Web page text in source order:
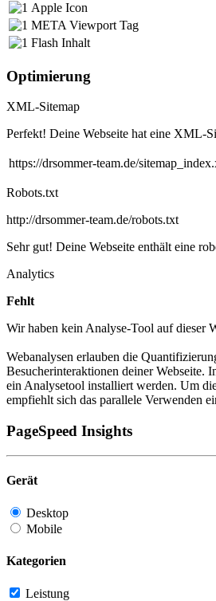
Apple Icon
META Viewport Tag
Flash Inhalt
Optimierung
XML-Sitemap
Perfekt! Deine Webseite hat eine XML-
https://drsommer-team.de/
Robots.txt
http://drsommer-team.de/robots.txt
Sehr gut! Deine Webseite enthält eine
Analytics
Fehlt
Wir haben kein Analyse-Tool auf dieser
Webanalysen erlauben die
Besucherinteraktionen deiner Webseite.
ein Analysetool installiert werden. Um
empfiehlt sich das parallele Verwenden
PageSpeed Insights
Gerät
Desktop
Mobile
Kategorien
Leistung